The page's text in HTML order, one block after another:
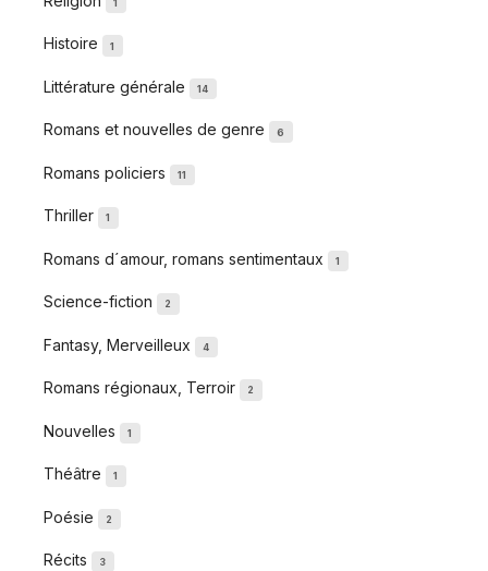
1
Histoire 1
Littérature générale 14
Romans et nouvelles de genre 6
Romans policiers 11
Thriller 1
Romans d´amour, romans sentimentaux 1
Science-fiction 2
Fantasy, Merveilleux 4
Romans régionaux, Terroir 2
Nouvelles 1
Théâtre 1
Poésie 2
Récits 3